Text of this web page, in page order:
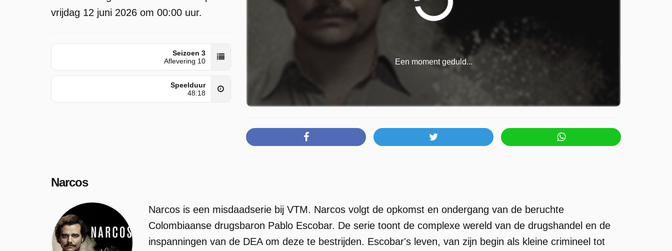
vrijdag 12 juni 2026 om 00:00 uur.
Seizoen 3
Aflevering 10
Speelduur
48:18
Een moment geduld...
Narcos
Narcos is een misdaadserie bij VTM. Narcos volgt de opkomst en ondergang van de beruchte
Colombiaanse drugsbaron Pablo Escobar. De serie toont de complexe wereld van de drugshandel en de
inspanningen van de DEA om deze te bestrijden. Escobar's leven, van zijn begin als kleine crimineel tot